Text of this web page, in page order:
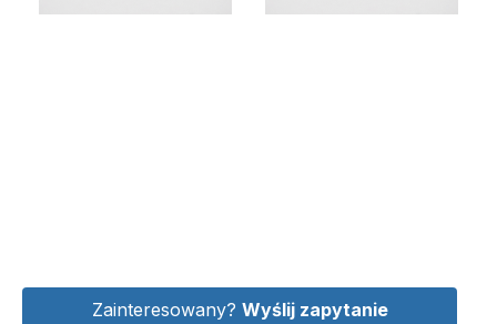
Zainteresowany? Wyślij zapytanie